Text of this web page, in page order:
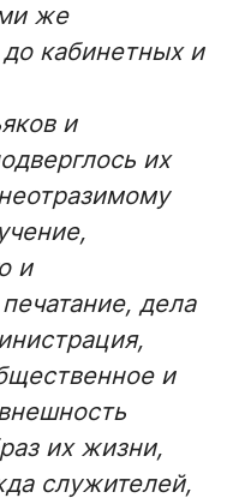
же
кабинетных и
и
их
и
дела
и
их жизни,
служителей,